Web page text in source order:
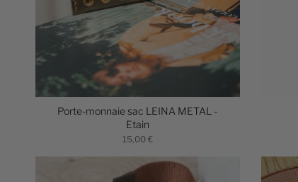
Porte-monnaie sac LEINA METAL -
Etain
15,00 €